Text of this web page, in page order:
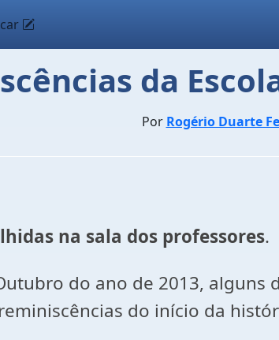
da
Por Rogério Duarte
na sala dos professores.
do ano de 2013, alguns
do início da